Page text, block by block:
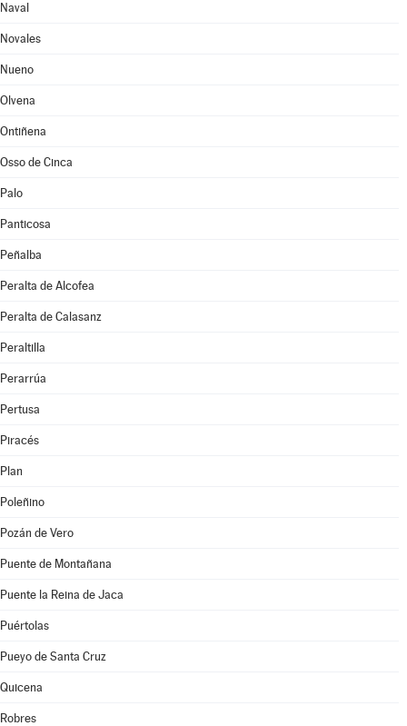
Naval
Novales
Nueno
Olvena
Ontiñena
Osso de Cinca
Palo
Panticosa
Peñalba
Peralta de Alcofea
Peralta de Calasanz
Peraltilla
Perarrúa
Pertusa
Piracés
Plan
Poleñino
Pozán de Vero
Puente de Montañana
Puente la Reina de Jaca
Puértolas
Pueyo de Santa Cruz
Quicena
Robres